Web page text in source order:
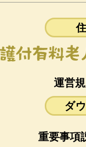
運営
ダ
重要事項